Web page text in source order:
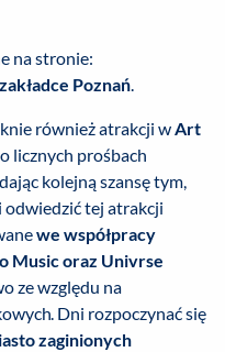
na stronie:
Poznań.
również atrakcji wArt
licznych prośbach
kolejną szansę tym,
odwiedzić tej atrakcji
we współpracy
Music oraz Univrse
ze względu na
Dni rozpoczynać się
zaginionych